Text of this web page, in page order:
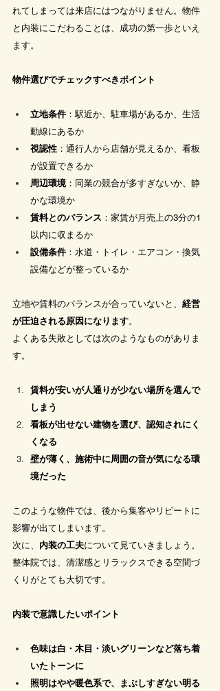
れてしまっては来店にはつながりません。物件
と内装にこだわることは、成功の第一歩といえ
ます。
物件選びでチェックすべきポイント
立地条件 ：駅近か、駐車場があるか、生活
動線にあるか
視認性 ：通行人から店舗が見えるか、看板
が設置できるか
周辺環境 ：同業の競合が多すぎないか、静
かな環境か
賃料とのバランス ：家賃が月売上の3分の1
以内に収まるか
設備条件 ：水道・トイレ・エアコン・換気
設備などが整っているか
立地や賃料のバランスが合っていないと、 経営
が圧迫される原因になります。
よくある失敗としては次のようなものがありま
す。
賃料が安いが人通りが少ない場所を選んで
しまう
看板が出せない建物を選び、認知されにく
くなる
壁が薄く、施術中に周囲の音が気になる環
境だった
このような物件では、後から集客やリピートに
影響が出てしまいます。
次に、 内装の工夫について見ていきましょう。
整体院では、清潔感とリラックスできる空間づ
くりがとても大切です。
内装で意識したいポイント
色味は白・木目・淡いグリーンなど落ち着
いたトーンに
照明はやや暖色系で、まぶしすぎない明る